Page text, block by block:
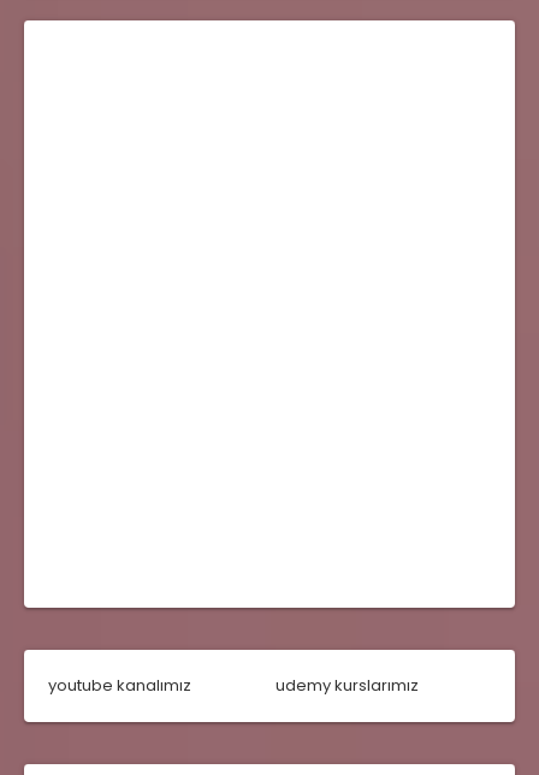
youtube kanalımız udemy kurslarımız